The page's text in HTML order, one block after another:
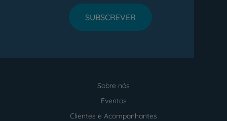
SUBSCREVER
Sobre nós
Eventos
Clientes e Acompanhantes